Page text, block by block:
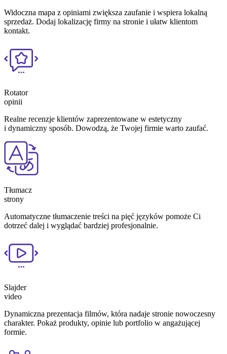
Widoczna mapa z opiniami zwiększa zaufanie i wspiera lokalną
sprzedaż. Dodaj lokalizację firmy na stronie i ułatw klientom
kontakt.
Rotator
opinii
Realne recenzje klientów zaprezentowane w estetyczny
i dynamiczny sposób. Dowodzą, że Twojej firmie warto zaufać.
Tłumacz
strony
Automatyczne tłumaczenie treści na pięć języków pomoże Ci
dotrzeć dalej i wyglądać bardziej profesjonalnie.
Slajder
video
Dynamiczna prezentacja filmów, która nadaje stronie nowoczesny
charakter. Pokaż produkty, opinie lub portfolio w angażującej
formie.